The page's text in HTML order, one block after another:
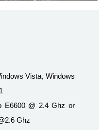
Vista, Windows
E6600 @ 2.4 Ghz or
Ghz